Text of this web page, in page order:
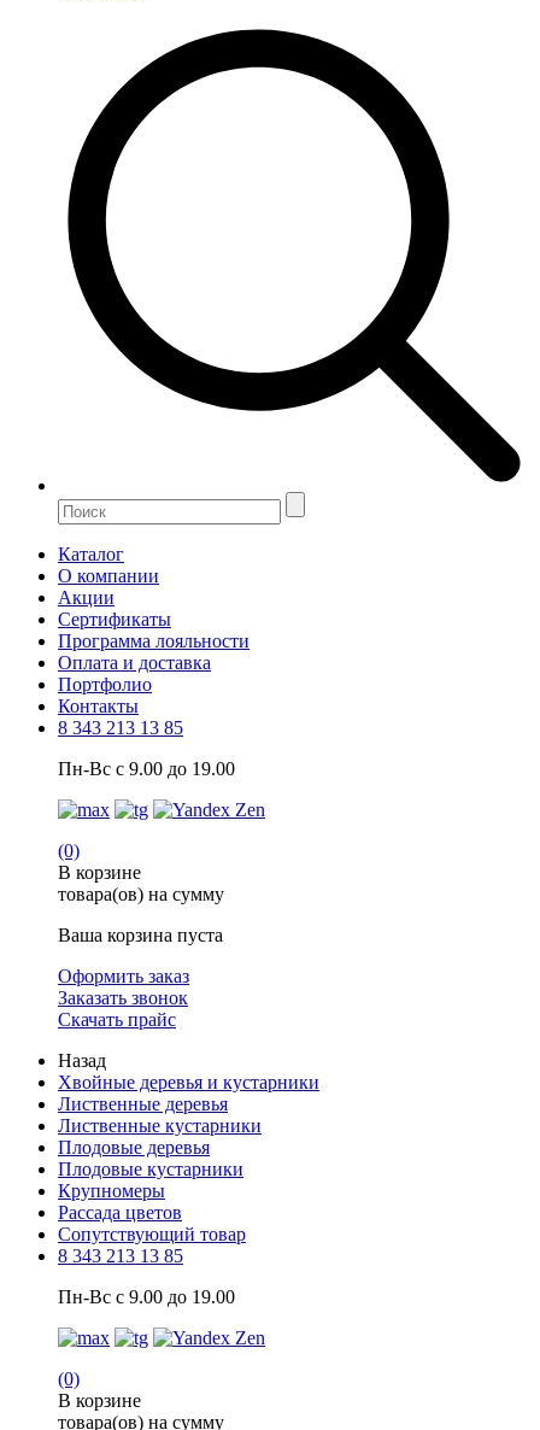
Каталог
О компании
Акции
Сертификаты
Программа лояльности
Оплата и доставка
Портфолио
Контакты
8 343 213 13 85
Пн-Вс с 9.00 до 19.00
(0)
В корзине
товара(ов) на сумму
Ваша корзина пуста
Оформить заказ
Заказать звонок
Скачать прайс
Назад
Хвойные деревья и кустарники
Лиственные деревья
Лиственные кустарники
Плодовые деревья
Плодовые кустарники
Крупномеры
Рассада цветов
Сопутствующий товар
8 343 213 13 85
Пн-Вс с 9.00 до 19.00
(0)
В корзине
товара(ов) на сумму